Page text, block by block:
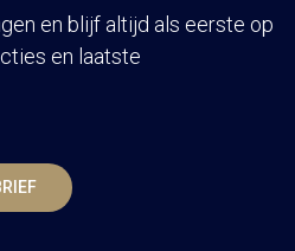
en blijf altijd als eerste op
en laatste